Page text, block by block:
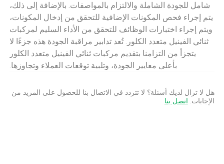
شامل للجودة الشاملة والالتزام بالمواصفات. بالإضافة إلى ذلك،
يتم إجراء فحص المكونات الإضافية للتحقق من إدخال المكونات،
ويتم إجراء اختبارات الوظائف للتحقق من الأداء السليم لمركبات
ثنائي الفينيل متعدد الكلور. تُعد تدابير مراقبة الجودة هذه جزءًا لا
يتجزأ من التزامنا بتقديم مركبات ثنائي الفينيل متعدد الكلور
بأعلى معايير الجودة، وتلبية توقعات العملاء وتجاوزها.
هل لا تزال لديك أسئلة؟ لا تتردد في الاتصال بنا للحصول على المزيد من
الإجابات. اتصل بنا